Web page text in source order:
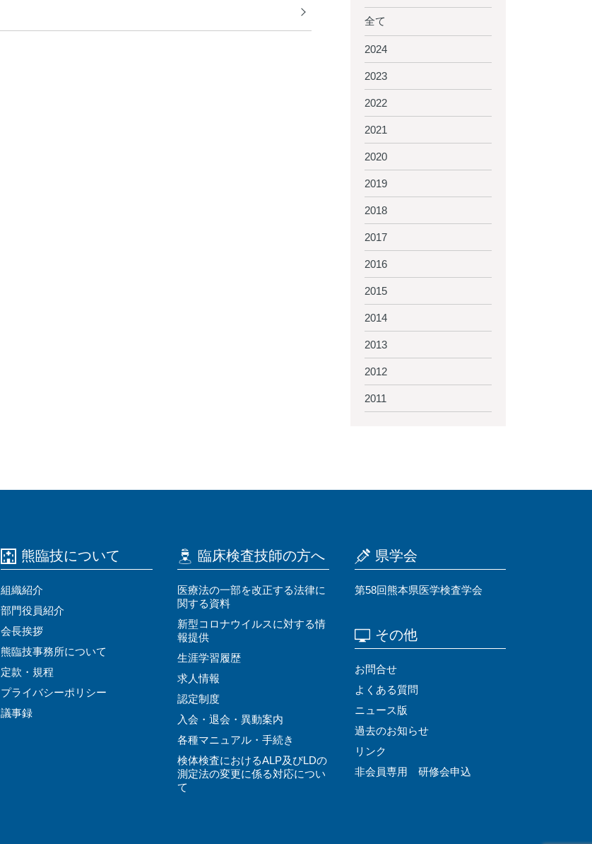
全て
2024
2023
2022
2021
2020
2019
2018
2017
2016
2015
2014
2013
2012
2011
熊臨技について
組織紹介
部門役員紹介
会⻑挨拶
熊臨技事務所について
定款・規程
プライバシーポリシー
議事録
臨床検査技師の⽅へ
医療法の⼀部を改正する法律に
関する資料
新型コロナウイルスに対する情
報提供
⽣涯学習履歴
求⼈情報
認定制度
⼊会・退会・異動案内
各種マニュアル・⼿続き
検体検査におけるALP及びLDの
測定法の変更に係る対応につい
て
県学会
第58回熊本県医学検査学会
その他
お問合せ
よくある質問
ニュース版
過去のお知らせ
リンク
非会員専用 研修会申込